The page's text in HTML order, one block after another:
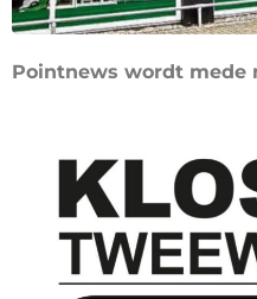
Pointnews wordt mede